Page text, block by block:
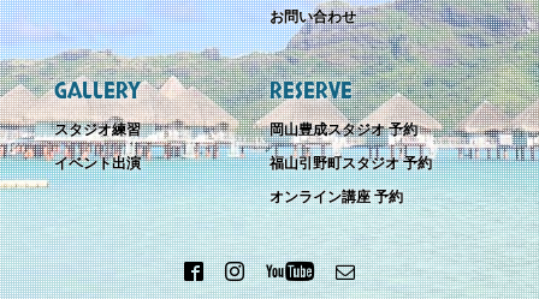
お問い合わせ
GALLERY
スタジオ練習
イベント出演
RESERVE
岡山豊成スタジオ 予約
福山引野町スタジオ 予約
オンライン講座 予約